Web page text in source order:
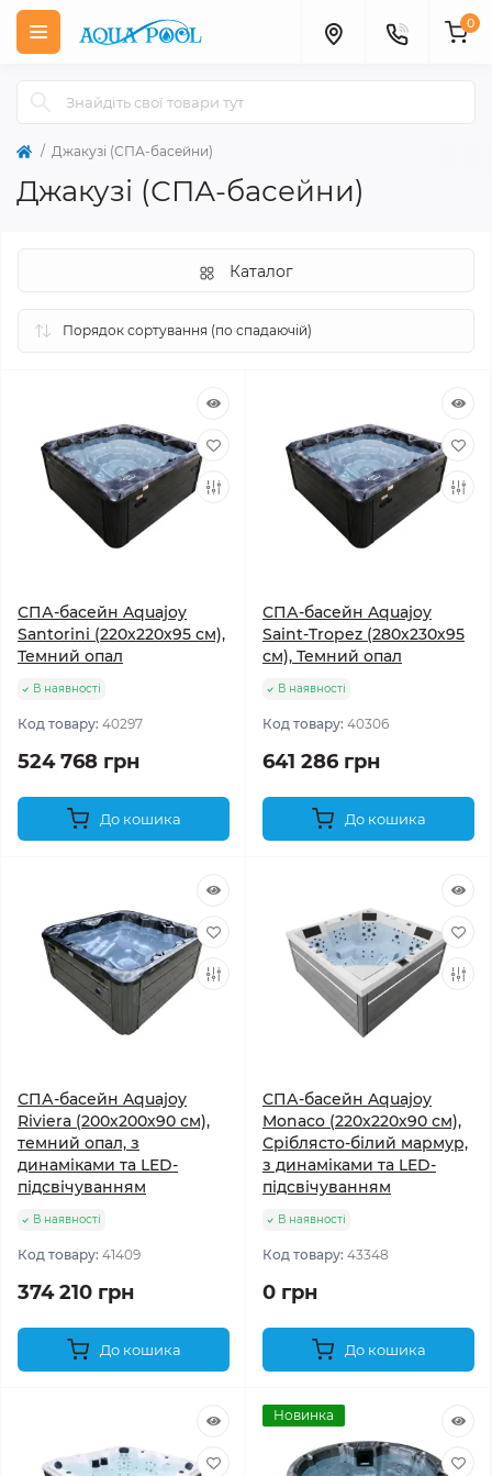
0
Джакузі (СПА-басейни)
Джакузі (СПА-басейни)
Каталог
СПА-басейн Aquajoy
Santorini (220х220х95 см),
Темний опал
В наявності
Код товару: 40297
524 768 грн
До кошика
СПА-басейн Aquajoy
Saint-Tropez (280х230х95
см), Темний опал
В наявності
Код товару: 40306
641 286 грн
До кошика
СПА-басейн Aquajoy
Riviera (200х200х90 см),
темний опал, з
динаміками та LED-
підсвічуванням
В наявності
Код товару: 41409
374 210 грн
До кошика
СПА-басейн Aquajoy
Monaco (220х220х90 см),
Сріблясто-білий мармур,
з динаміками та LED-
підсвічуванням
В наявності
Код товару: 43348
0 грн
До кошика
Новинка